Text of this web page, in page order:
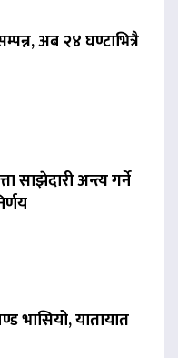
अब २४ घण्टाभित्रै
साझेदारी अन्त्य गर्ने
भासियो, यातायात